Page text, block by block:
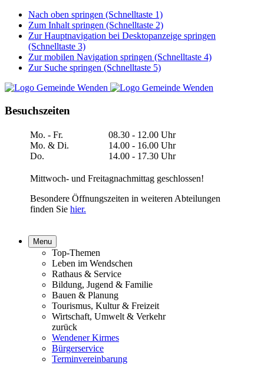
Nach oben springen (Schnelltaste 1)
Zum Inhalt springen (Schnelltaste 2)
Zur Hauptnavigation bei Desktopanzeige springen
(Schnelltaste 3)
Zur mobilen Navigation springen (Schnelltaste 4)
Zur Suche springen (Schnelltaste 5)
Besuchszeiten
Mo. - Fr.
Mo. & Di.
Do.
08.30 - 12.00 Uhr
14.00 - 16.00 Uhr
14.00 - 17.30 Uhr
Mittwoch- und Freitagnachmittag geschlossen!
Besondere Öffnungszeiten in weiteren Abteilungen
finden Sie hier.
Menu
Top-Themen
Leben im Wendschen
Rathaus & Service
Bildung, Jugend & Familie
Bauen & Planung
Tourismus, Kultur & Freizeit
Wirtschaft, Umwelt & Verkehr
zurück
Wendener Kirmes
Bürgerservice
Terminvereinbarung